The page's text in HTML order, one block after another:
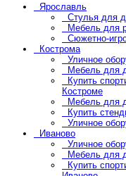
Ярославль
Стулья для
Мебель для
Сюжетно-
Кострома
Уличное
Мебель для
Купить
Костроме
Мебель для
Купить
Уличное
Иваново
Уличное
Мебель для
Купить